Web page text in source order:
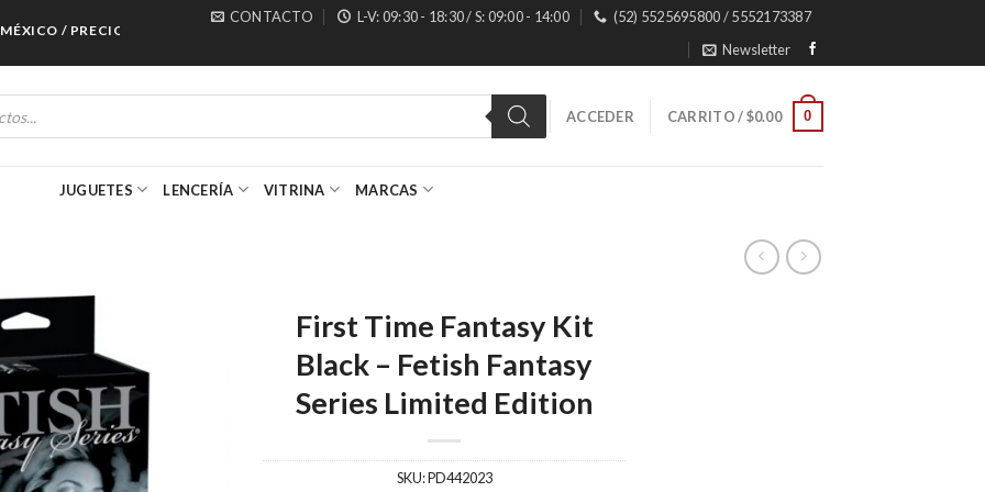
/ PRECIOS ESPECIALES PARA MAYORISTAS
CONTACTO L-V: 09:30 - 18:30 / S: 09:00 - 14:00
(52) 5525695800 / 5552173387
Newsletter
ACCEDER CARRITO /$0.00 0
JUGUETES LENCERÍA VITRINA MARCAS
First Time Fantasy Kit
Black – Fetish Fantasy
Series Limited Edition
SKU:PD442023